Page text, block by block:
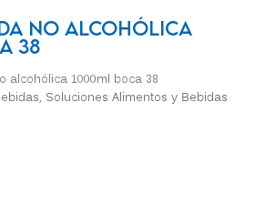
No Alcohólica
38
alcohólica 1000ml boca 38
, Soluciones Alimentos y Bebidas